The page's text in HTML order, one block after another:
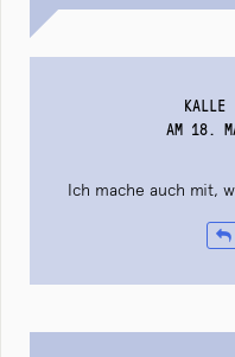
KALLE
AM 18.
Ich mache auch mit,